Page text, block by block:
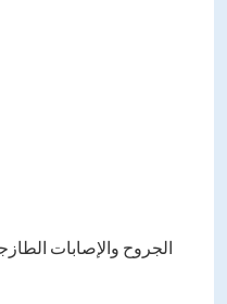
الجروح والإصابات